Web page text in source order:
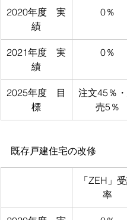
2020年度　実
績
0％
​2021年度　実
績
0％
2025年度　目
標
注文45％
売5％
既存戸建住宅の改修
「ZEH」
率